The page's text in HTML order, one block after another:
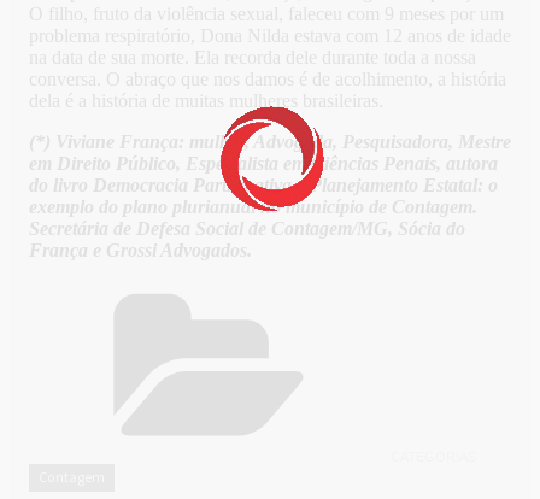
O filho, fruto da violência sexual, faleceu com 9 meses por um
problema respiratório, Dona Nilda estava com 12 anos de idade
na data de sua morte. Ela recorda dele durante toda a nossa
conversa. O abraço que nos damos é de acolhimento, a história
dela é a história de muitas mulheres brasileiras.
(*) Viviane França: mulher, Advogada, Pesquisadora, Mestre
em Direito Público, Especialista em Ciências Penais, autora
do livro Democracia Participativa e Planejamento Estatal: o
exemplo do plano plurianual no município de Contagem.
Secretária de Defesa Social de Contagem/MG, Sócia do
França e Grossi Advogados.